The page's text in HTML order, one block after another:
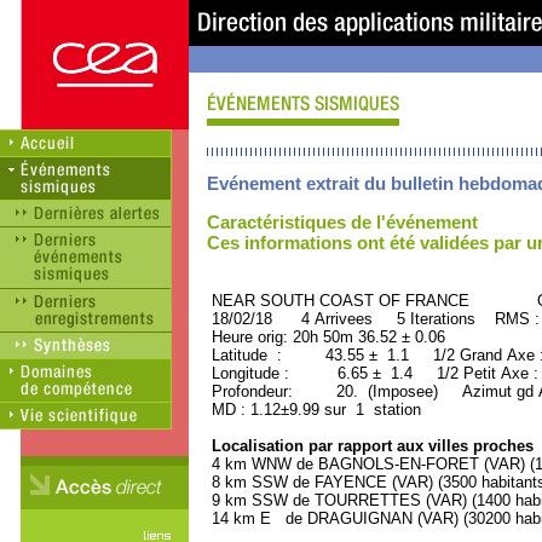
Evénement extrait du bulletin
Caractéristiques de l'événement
Ces informations ont été validées par
NEAR SOUTH COAST OF FRANCE
18/02/18 4 Arrivees 5 Iterations RMS
Heure orig: 20h 50m 36.52 ± 0.06
Latitude : 43.55 ± 1.1 1/2 Grand
Longitude : 6.65 ± 1.4 1/2 Petit Axe
Profondeur: 20. (Imposee) Azimut gd
MD : 1.12±9.99 sur 1 station
Localisation par rapport aux villes proches
4 km WNW de BAGNOLS-EN-FORET (VAR)
8 km SSW de FAYENCE (VAR) (3500
9 km SSW de TOURRETTES (VAR) (1400
14 km E de DRAGUIGNAN (VAR) (30200